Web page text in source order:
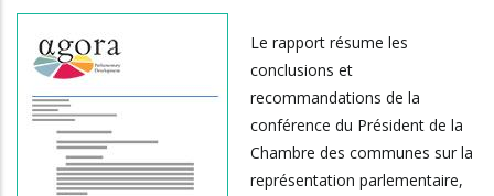
Le rapport résume les
conclusions et
recommandations de la
conférence du Président de la
Chambre des communes sur la
représentation parlementaire,